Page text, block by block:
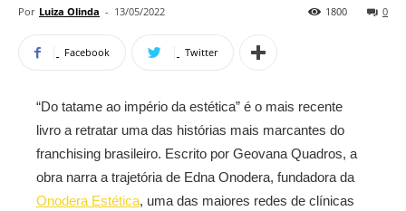
Por Luiza Olinda - 13/05/2022 0
1800
Facebook Twitter
“Do tatame ao império da estética” é o mais recente
livro a retratar uma das histórias mais marcantes do
franchising brasileiro. Escrito por Geovana Quadros, a
obra narra a trajetória de Edna Onodera, fundadora da
Onodera Estética, uma das maiores redes de clínicas